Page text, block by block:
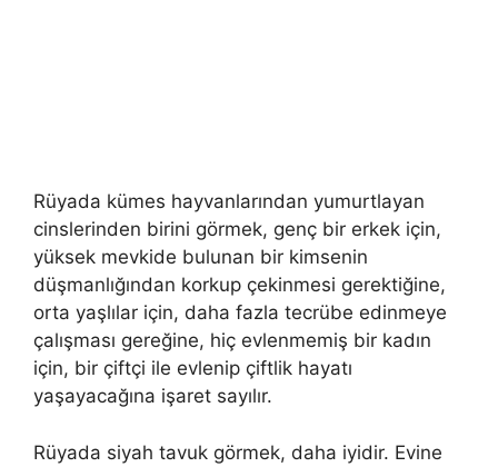
Rüyada kümes hayvanlarından yumurtlayan
cinslerinden birini görmek, genç bir erkek için,
yüksek mevkide bulunan bir kimsenin
düşmanlığından korkup çekinmesi gerektiğine,
orta yaşlılar için, daha fazla tecrübe edinmeye
çalışması gereğine, hiç evlenmemiş bir kadın
için, bir çiftçi ile evlenip çiftlik hayatı
yaşayacağına işaret sayılır.
Rüyada siyah tavuk görmek, daha iyidir. Evine